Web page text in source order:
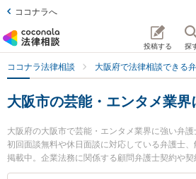
ココナラへ
投稿する 探
ココナラ法律相談 大阪府で法律相談できる
大阪市の芸能・エンタメ業界
大阪府の大阪市で芸能・エンタメ業界に強い弁護
初回面談無料や休日面談に対応している弁護士
掲載中。企業法務に関係する顧問弁護士契約や
ク、雇用契約書・就業規則作成等の細かな分野